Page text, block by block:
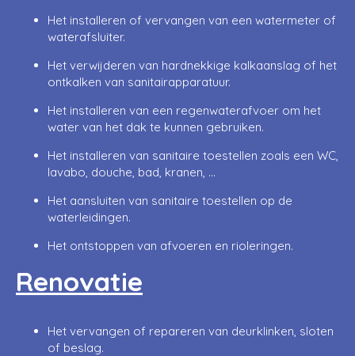
Het installeren of vervangen van een watermeter of
waterafsluiter.
Het verwijderen van hardnekkige kalkaanslag of het
ontkalken van sanitairapparatuur.
Het installeren van een regenwaterafvoer om het
water van het dak te kunnen gebruiken.
Het installeren van sanitaire toestellen zoals een WC,
lavabo, douche, bad, kranen, …
Het aansluiten van sanitaire toestellen op de
waterleidingen.
Het ontstoppen van afvoeren en rioleringen.
Renovatie
Het vervangen of repareren van deurklinken, sloten
of beslag.